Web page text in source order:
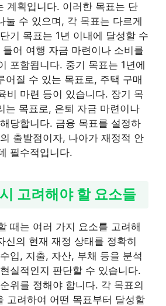
계획입니다. 이러한 목표는 단
눌 수 있으며, 각 목표는 다르게
기 목표는 1년 이내에 달성할 수
어 여행 자금 마련이나 소비를
포함됩니다. 중기 목표는 1년에
어질 수 있는 목표로, 주택 구매
비 마련 등이 있습니다. 장기 목
는 목표로, 은퇴 자금 마련이나
당합니다. 금융 목표를 설정하
출발점이자, 나아가 재정적 안
필수적입니다.
고려해야 할 요소들
때는 여러 가지 요소를 고려해
신의 현재 재정 상태를 정확히
입, 지출, 자산, 부채 등을 분석
실적인지 판단할 수 있습니다.
위를 정해야 합니다. 각 목표의
고려하여 어떤 목표부터 달성할